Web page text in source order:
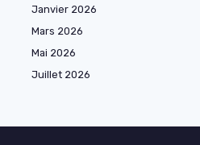
Janvier 2026
Mars 2026
Mai 2026
Juillet 2026